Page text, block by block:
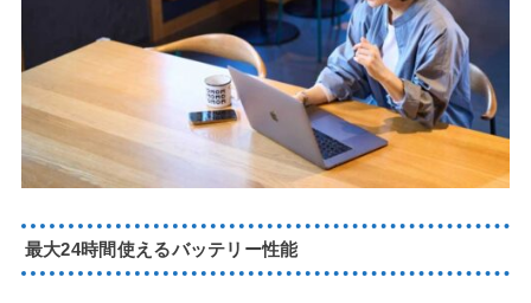
最大24時間使えるバッテリー性能